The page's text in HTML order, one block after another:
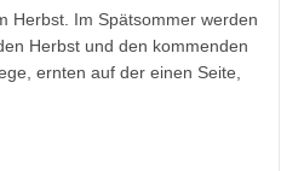
Herbst. Im Spätsommer werden
Herbst und den kommenden
ernten auf der einen Seite,